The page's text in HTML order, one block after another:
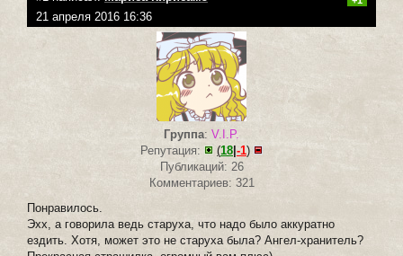
21 апреля 2016 16:36
Группа: V.I.P.
Репутация:
(18 -1)
Публикаций: 26
Комментариев: 321
Понравилось.
Эхх, а говорила ведь старуха, что надо было аккуратно
ездить. Хотя, может это не старуха была? Ангел-хранитель?